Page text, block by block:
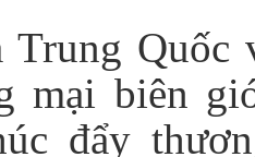
Trung Quốc
mại biên
đẩy